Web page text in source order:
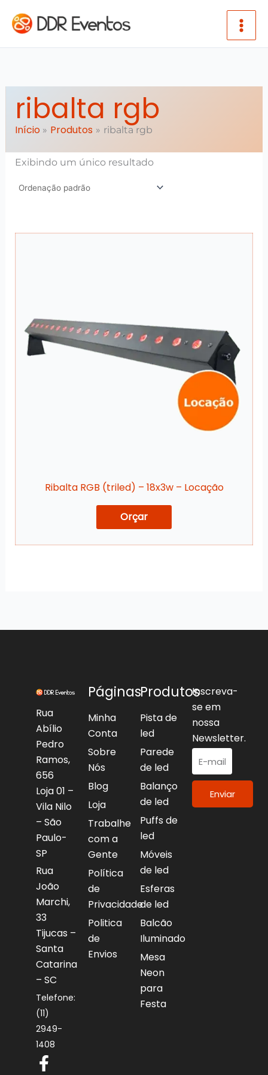
ribalta rgb
Início Produtos ribalta rgb
Exibindo um único resultado
Ribalta RGB (triled) – 18x3w – Locação
Orçar
Rua
Abílio
Pedro
Ramos,
656
Loja 01 –
Vila Nilo
– São
Paulo-
SP
Rua
João
Marchi,
33
Tijucas –
Santa
Catarina
– SC
Telefone:
(11)
2949-
1408
F
W
I
Y
Páginas
Minha
Conta
Sobre
Nós
Blog
Loja
Trabalhe
com a
Gente
Política
de
Privacidade
Politica
de
Envios
Produtos
Pista de
led
Parede
de led
Balanço
de led
Puffs de
led
Móveis
de led
Esferas
de led
Balcão
Iluminado
Mesa
Neon
para
Festa
Inscreva-
se em
nossa
Newsletter.
Enviar